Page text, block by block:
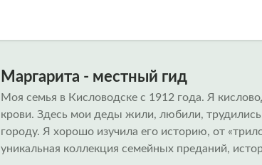
Маргарита - местный гид
Моя семья в Кисловодске с 1912 года. Я
крови. Здесь мои деды жили, любили,
городу. Я хорошо изучила его историю, от
уникальная коллекция семейных преданий,